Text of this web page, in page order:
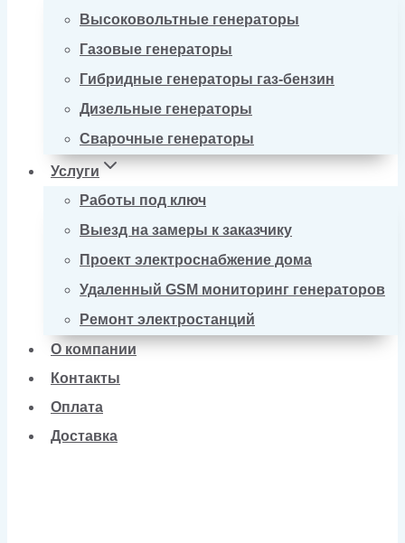
Высоковольтные генераторы
Газовые генераторы
Гибридные генераторы газ-бензин
Дизельные генераторы
Сварочные генераторы
Услуги
Работы под ключ
Выезд на замеры к заказчику
Проект электроснабжение дома
Удаленный GSM мониторинг генераторов
Ремонт электростанций
О компании
Контакты
Оплата
Доставка